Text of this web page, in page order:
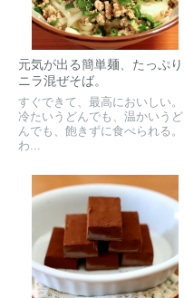
元気が出る簡単麺、たっぷり
ニラ混ぜそば。
すぐできて、最高においしい。
冷たいうどんでも、温かいうど
んでも、飽きずに食べられる。
わ...